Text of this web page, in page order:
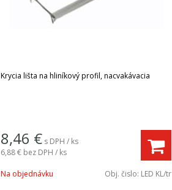
Krycia lišta na hliníkový profil, nacvakávacia
8,46 € s DPH / ks
6,88 € bez DPH / ks
Na objednávku Obj. čislo: LED KL/tr